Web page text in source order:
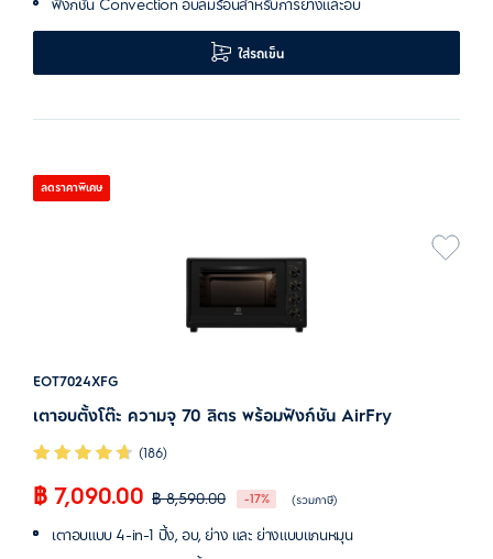
ใส่รถเข็น
ลดราคาพิเศษ
EOT7024XFG
เตาอบตั้งโต๊ะ ความจุ 70 ลิตร พร้อมฟังก์ชัน AirFry
(186)
฿ 7,090.00 ฿ 8,590.00 -17% (รวมภาษี)
เตาอบแบบ 4-in-1 ปิ้ง, อบ, ย่าง และ ย่างแบบแกนหมุน